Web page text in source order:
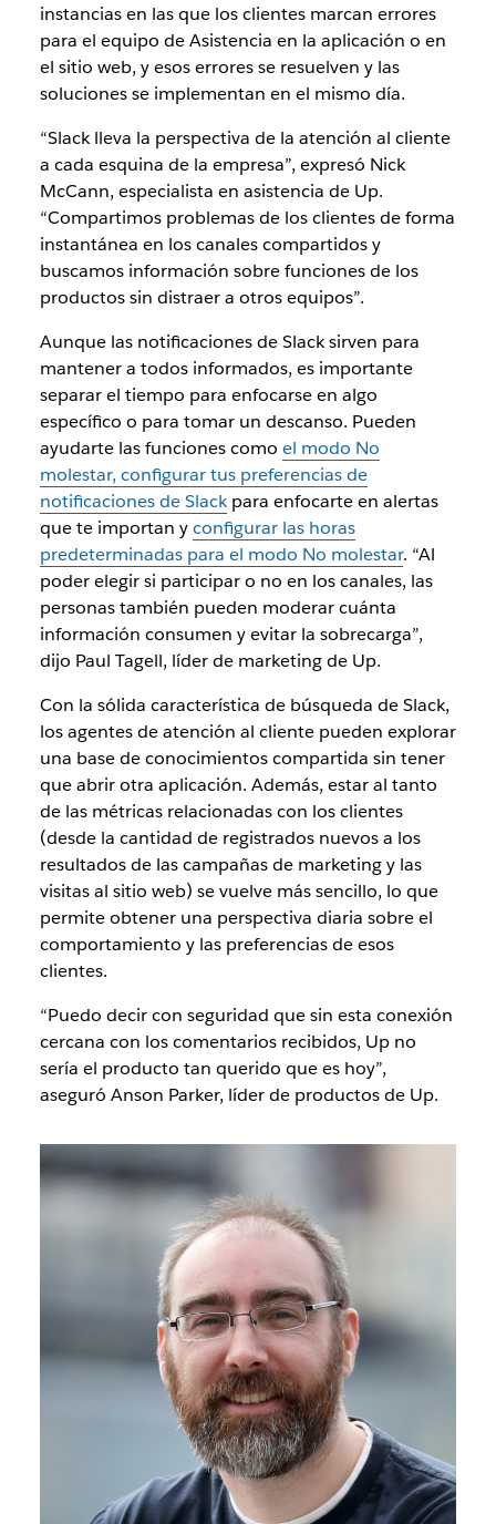
instancias en las que los clientes marcan errores
para el equipo de Asistencia en la aplicación o en
el sitio web, y esos errores se resuelven y las
soluciones se implementan en el mismo día.
“Slack lleva la perspectiva de la atención al cliente
a cada esquina de la empresa”, expresó Nick
McCann, especialista en asistencia de Up.
“Compartimos problemas de los clientes de forma
instantánea en los canales compartidos y
buscamos información sobre funciones de los
productos sin distraer a otros equipos”.
Aunque las notificaciones de Slack sirven para
mantener a todos informados, es importante
separar el tiempo para enfocarse en algo
específico o para tomar un descanso. Pueden
ayudarte las funciones como el modo No
molestar, configurar tus preferencias de
notificaciones de Slackpara enfocarte en alertas
que te importan yconfigurar las horas
predeterminadas para el modo No molestar. “Al
poder elegir si participar o no en los canales, las
personas también pueden moderar cuánta
información consumen y evitar la sobrecarga”,
dijo Paul Tagell, líder de marketing de Up.
Con la sólida característica de búsqueda de Slack,
los agentes de atención al cliente pueden explorar
una base de conocimientos compartida sin tener
que abrir otra aplicación. Además, estar al tanto
de las métricas relacionadas con los clientes
(desde la cantidad de registrados nuevos a los
resultados de las campañas de marketing y las
visitas al sitio web) se vuelve más sencillo, lo que
permite obtener una perspectiva diaria sobre el
comportamiento y las preferencias de esos
clientes.
“Puedo decir con seguridad que sin esta conexión
cercana con los comentarios recibidos, Up no
sería el producto tan querido que es hoy”,
aseguró Anson Parker, líder de productos de Up.